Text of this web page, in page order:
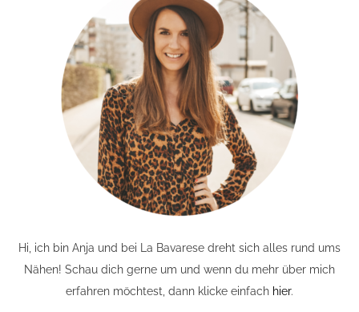
Hi, ich bin Anja und bei La Bavarese dreht sich alles rund ums
Nähen! Schau dich gerne um und wenn du mehr über mich
erfahren möchtest, dann klicke einfach hier.